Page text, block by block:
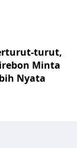
turut,
Minta
Nyata